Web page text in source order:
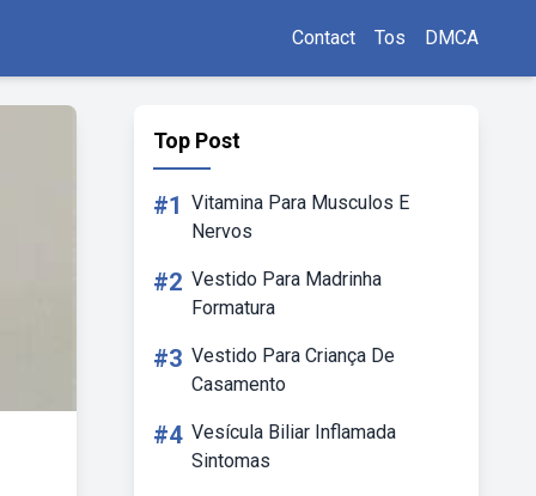
Contact Tos DMCA
Top Post
#1 Vitamina Para Musculos E
Nervos
#2 Vestido Para Madrinha
Formatura
#3 Vestido Para Criança De
Casamento
#4 Vesícula Biliar Inflamada
Sintomas